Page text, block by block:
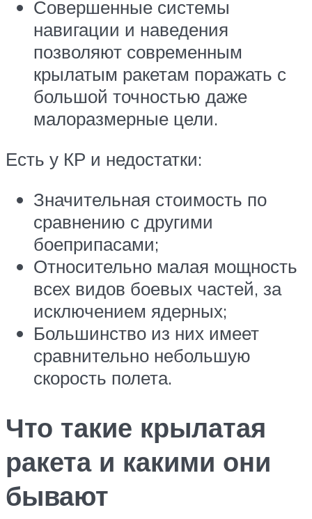
Совершенные системы
навигации и наведения
позволяют современным
крылатым ракетам поражать с
большой точностью даже
малоразмерные цели.
Есть у КР и недостатки:
Значительная стоимость по
сравнению с другими
боеприпасами;
Относительно малая мощность
всех видов боевых частей, за
исключением ядерных;
Большинство из них имеет
сравнительно небольшую
скорость полета.
Что такие крылатая
ракета и какими они
бывают